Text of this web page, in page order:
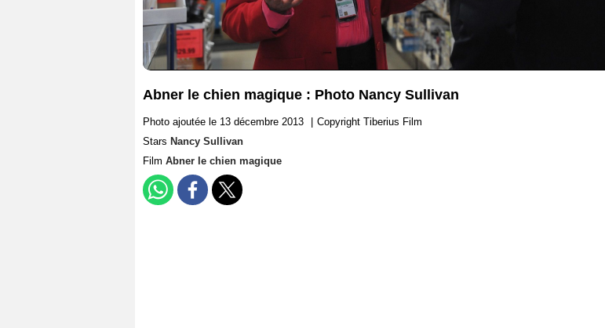
Abner le chien magique : Photo Nancy Sullivan
Photo ajoutée le 13 décembre 2013
Copyright Tiberius Film
Stars Nancy Sullivan
Film Abner le chien magique